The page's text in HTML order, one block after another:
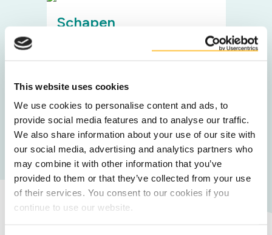
This website uses cookies
We use cookies to personalise content and ads, to
provide social media features and to analyse our traffic.
We also share information about your use of our site with
our social media, advertising and analytics partners who
may combine it with other information that you’ve
provided to them or that they’ve collected from your use
of their services. You consent to our cookies if you
continue to use our website.
Schapen
Zoek product